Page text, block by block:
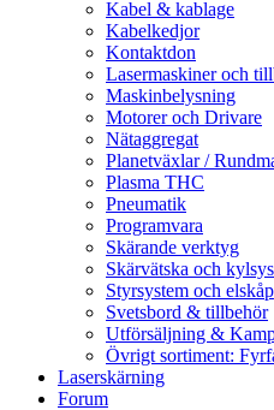
Kabel & kablage
Kabelkedjor
Kontaktdon
Lasermaskiner och
Maskinbelysning
Motorer och Drivare
Nätaggregat
Planetväxlar /
Plasma THC
Pneumatik
Programvara
Skärande verktyg
Skärvätska och
Styrsystem och elskåp
Svetsbord & tillbehör
Utförsäljning &
Övrigt sortiment:
Laserskärning
Forum